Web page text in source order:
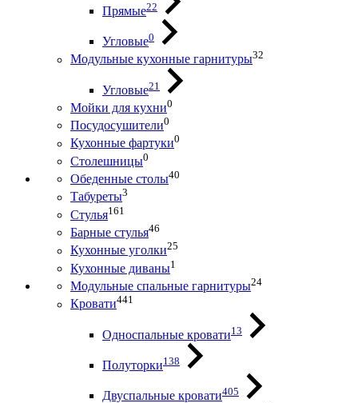
Прямые22
Угловые0
Модульные кухонные гарнитуры32
Угловые21
Мойки для кухни0
Посудосушители0
Кухонные фартуки0
Столешницы0
Обеденные столы40
Табуреты3
Стулья161
Барные стулья46
Кухонные уголки25
Кухонные диваны1
Модульные спальные гарнитуры24
Кровати441
Односпальные кровати13
Полуторки138
Двуспальные кровати405